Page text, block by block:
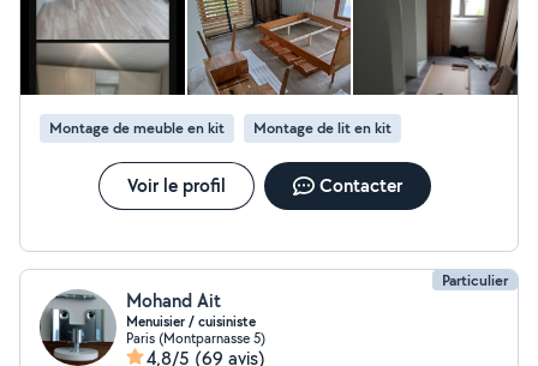
Montage de meuble en kit Montage de lit en kit
Voir le profil Contacter
Particulier
Mohand Ait
Menuisier / cuisiniste
Paris (Montparnasse 5)
4,8/5 (69 avis)